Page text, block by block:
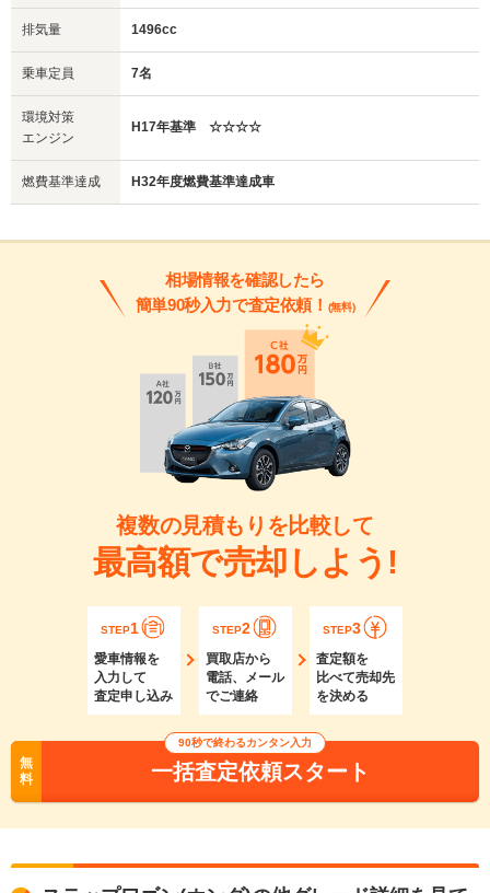
排気量 1496cc
乗車定員 7名
環境対策
エンジン
H17年基準 ☆☆☆☆
燃費基準達成 H32年度燃費基準達成車
相場情報を確認したら
簡単90秒入力で査定依頼！ (無料)
複数の見積もりを比較して
最高額で売却しよう!
STEP1
愛車情報を
入力して
査定申し込み
STEP2
買取店から
電話、メール
でご連絡
STEP3
査定額を
比べて売却先
を決める
無
料
90秒で終わるカンタン入力
一括査定依頼スタート